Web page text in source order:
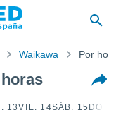
Waikawa Por
13VIE. 14SÁB. 15